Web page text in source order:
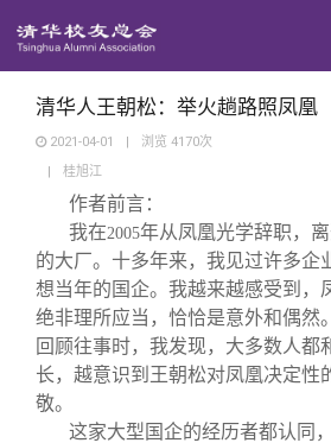
西南联大校友会
义工计划
新媒体平台
青春风采
校友讲坛
校友视界
清华人王朝松：举火趟路照凤凰
2021-04-01 | 浏览 4170次
|
桂旭江
作者前言：
我在2005年从凤凰光学辞职，
的大厂。十多年来，我见过许多企
想当年的国企。我越来越感受到，
绝非理所应当，恰恰是意外和偶然
回顾往事时，我发现，大多数人都
长，越意识到王朝松对凤凰决定性
敬。
这家大型国企的经历者都认同